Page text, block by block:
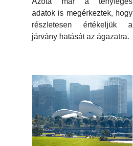
adatok is megérkeztek, hogy
részletesen értékeljük a
járvány hatását az ágazatra.